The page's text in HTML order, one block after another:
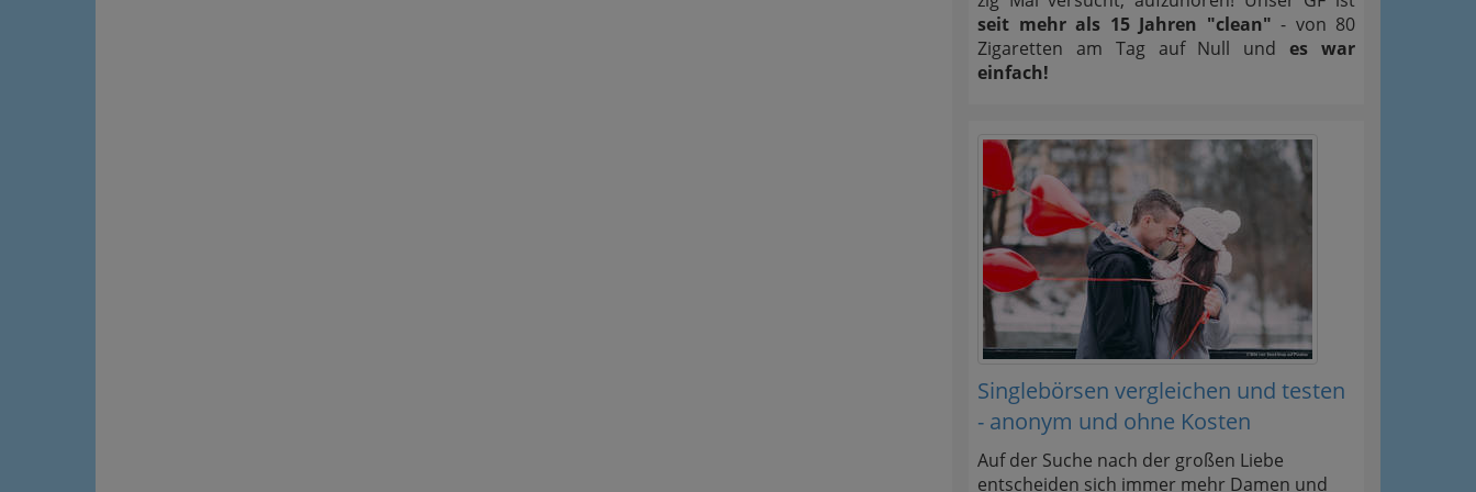
seit mehr als 15 Jahren "clean" - von 80
Zigaretten am Tag auf Null undes war
einfach!
Singlebörsen vergleichen und testen
- anonym und ohne Kosten
Auf der Suche nach der großen Liebe
entscheiden sich immer mehr Damen und